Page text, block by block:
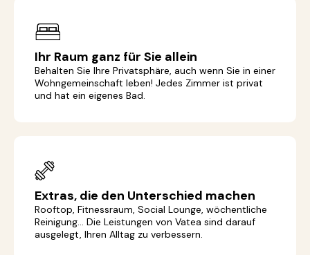
Ihr Raum ganz für Sie allein
Behalten Sie Ihre Privatsphäre, auch wenn Sie in einer
Wohngemeinschaft leben! Jedes Zimmer ist privat
und hat ein eigenes Bad.
Extras, die den Unterschied machen
Rooftop, Fitnessraum, Social Lounge, wöchentliche
Reinigung... Die Leistungen von Vatea sind darauf
ausgelegt, Ihren Alltag zu verbessern.